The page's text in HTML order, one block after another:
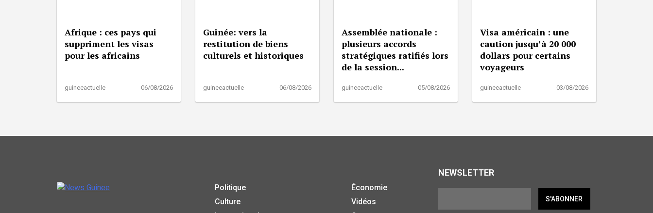
Afrique : ces pays qui
suppriment les visas
pour les africains
guineeactuelle 06/08/2026
Guinée: vers la
restitution de biens
culturels et historiques
guineeactuelle 06/08/2026
Assemblée nationale :
plusieurs accords
stratégiques ratifiés lors
de la session...
guineeactuelle 05/08/2026
Visa américain : une
caution jusqu’à 20 000
dollars pour certains
voyageurs
guineeactuelle 03/08/2026
Politique
Culture
Économie
Vidéos
NEWSLETTER
S'ABONNER